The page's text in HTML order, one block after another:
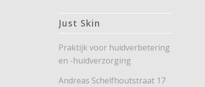
Just Skin
Praktijk voor huidverbetering
en -huidverzorging
Andreas Schelfhoutstraat 17